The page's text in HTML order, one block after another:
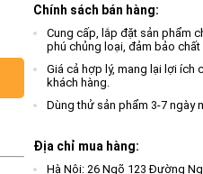
Chính sách bán hàng:
Cung cấp, lắp đặt sản phẩm
phú chủng loại, đảm bảo chất
Giá cả hợp lý, mang lại lợi ích
khách hàng.
Dùng thử sản phẩm 3-7 ngày
Địa chỉ mua hàng:
Hà Nội: 26 Ngõ 123 Đường